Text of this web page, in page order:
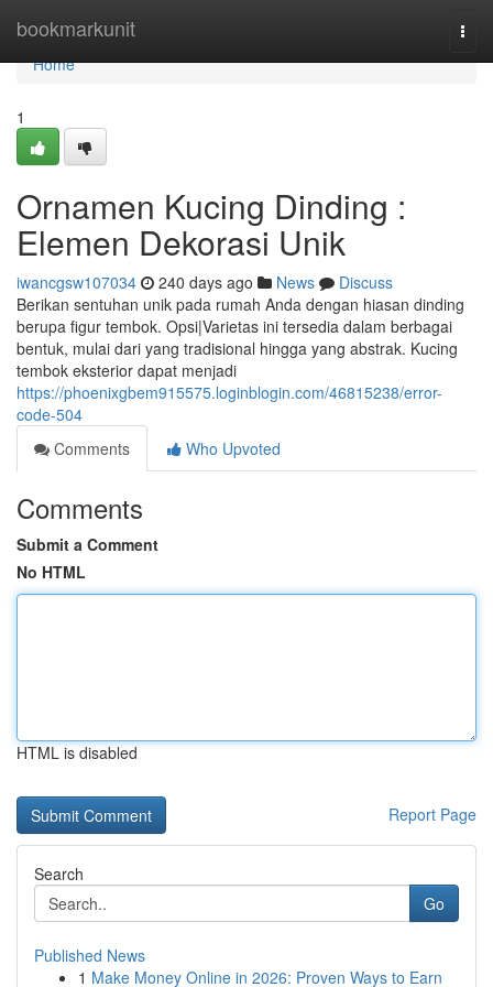
bookmarkunit
Home
Home
1
Ornamen Kucing Dinding :
Elemen Dekorasi Unik
iwancgsw107034 240 days ago News
Discuss
Berikan sentuhan unik pada rumah Anda dengan hiasan dinding
berupa figur tembok. Opsi|Varietas ini tersedia dalam berbagai
bentuk, mulai dari yang tradisional hingga yang abstrak. Kucing
tembok eksterior dapat menjadi
https://phoenixgbem915575.loginblogin.com/46815238/error-
code-504
Comments
Who Upvoted
Comments
Submit a Comment
No HTML
HTML is disabled
Report Page
Search
Go
Published News
1 Make Money Online in 2026: Proven Ways to Earn